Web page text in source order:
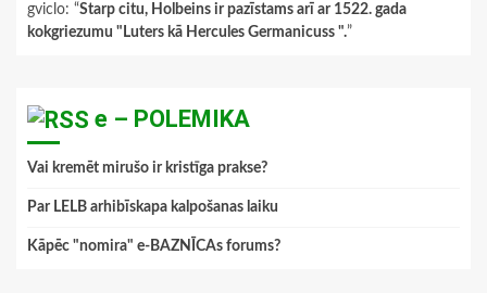
gviclo: “Starp citu, Holbeins ir pazīstams arī ar 1522. gada
kokgriezumu "Luters kā Hercules Germanicuss ".”
e – POLEMIKA
Vai kremēt mirušo ir kristīga prakse?
Par LELB arhibīskapa kalpošanas laiku
Kāpēc "nomira" e-BAZNĪCAs forums?